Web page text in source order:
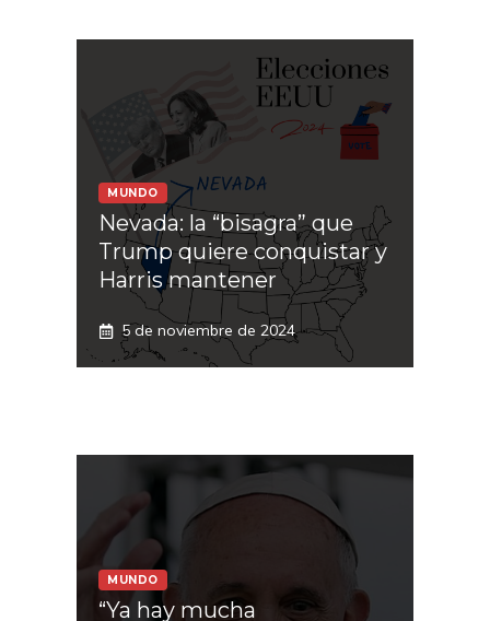
MUNDO
Nevada: la “bisagra” que
Trump quiere conquistar y
Harris mantener
5 de noviembre de 2024
MUNDO
“Ya hay mucha